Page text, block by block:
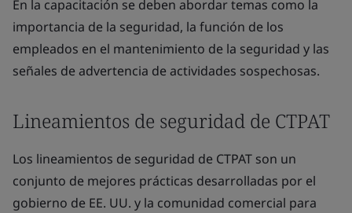
En la capacitación se deben abordar temas como la
importancia de la seguridad, la función de los
empleados en el mantenimiento de la seguridad y las
señales de advertencia de actividades sospechosas.
Lineamientos de seguridad de CTPAT
Los lineamientos de seguridad de CTPAT son un
conjunto de mejores prácticas desarrolladas por el
gobierno de EE. UU. y la comunidad comercial para